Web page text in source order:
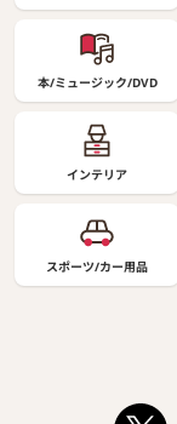
本/ミュージック/DVD
インテリア
スポーツ/カー用品